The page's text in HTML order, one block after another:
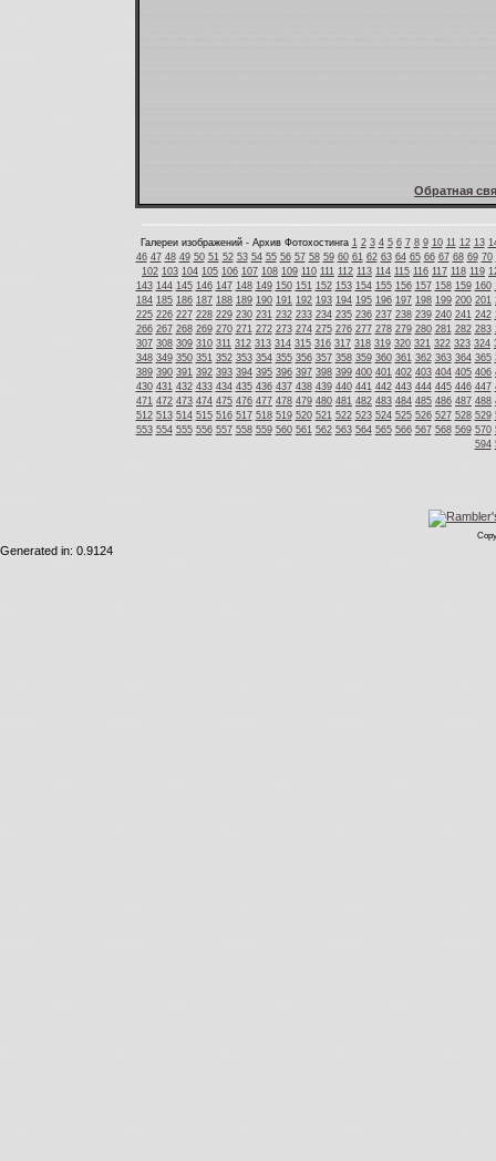
Обратная
Галереи изображений - Архив Фотохостинга 1 2 3 4 5 6 7 8 9 10 11 12 13
46 47 48 49 50 51 52 53 54 55 56 57 58 59 60 61 62 63 64 65 66 67 68 69 70
102 103 104 105 106 107 108 109 110 111 112 113 114 115 116 117 118 119
143 144 145 146 147 148 149 150 151 152 153 154 155 156 157 158 159 160
184 185 186 187 188 189 190 191 192 193 194 195 196 197 198 199 200 201
225 226 227 228 229 230 231 232 233 234 235 236 237 238 239 240 241 242
266 267 268 269 270 271 272 273 274 275 276 277 278 279 280 281 282 283
307 308 309 310 311 312 313 314 315 316 317 318 319 320 321 322 323 324
348 349 350 351 352 353 354 355 356 357 358 359 360 361 362 363 364 365
389 390 391 392 393 394 395 396 397 398 399 400 401 402 403 404 405 406
430 431 432 433 434 435 436 437 438 439 440 441 442 443 444 445 446 447
471 472 473 474 475 476 477 478 479 480 481 482 483 484 485 486 487 488
512 513 514 515 516 517 518 519 520 521 522 523 524 525 526 527 528 529
553 554 555 556 557 558 559 560 561 562 563 564 565 566 567 568 569 570
594
Generated in: 0.9124